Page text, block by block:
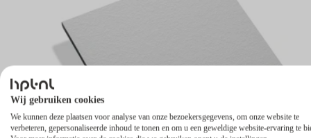
Wij gebruiken cookies
We kunnen deze plaatsen voor analyse van onze bezoekersgegevens, om onze website te
verbeteren, gepersonaliseerde inhoud te tonen en om u een geweldige website-ervaring te